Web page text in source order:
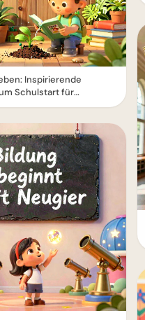
Inspirierende
Schulstart für